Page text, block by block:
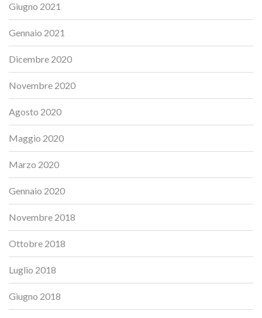
Giugno 2021
Gennaio 2021
Dicembre 2020
Novembre 2020
Agosto 2020
Maggio 2020
Marzo 2020
Gennaio 2020
Novembre 2018
Ottobre 2018
Luglio 2018
Giugno 2018